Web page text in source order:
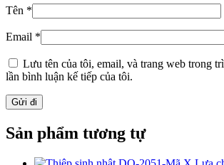
Tên *
Email *
Lưu tên của tôi, email, và trang web trong
lần bình luận kế tiếp của tôi.
Sản phẩm tương tự